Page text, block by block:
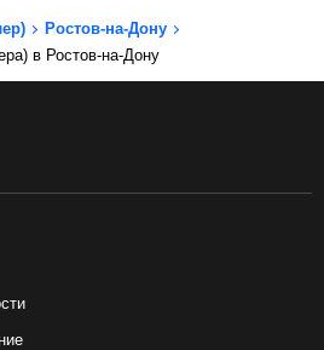
Ростов-на-Дону
в Ростов-на-Дону